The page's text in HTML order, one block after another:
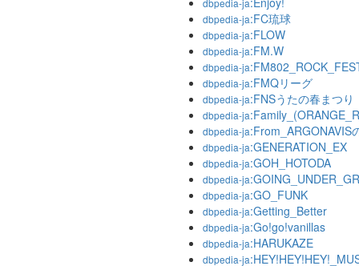
dbpedia-ja
dbpedia-ja:FC琉球
dbpedia-ja:FLOW
dbpedia-ja:FM.W
dbpedia-ja
dbpedia-ja:FMQリーグ
dbpedia-ja:FNSうたの春まつり
dbpedia-ja
dbpedia-ja:From_ARGONAVIS
dbpedia-ja:GENERATION_EX
dbpedia-ja:GOH_HOTODA
dbpedia-ja
dbpedia-ja:GO_FUNK
dbpedia-ja:Getting_Better
dbpedia-ja:Go!go!vanillas
dbpedia-ja:HARUKAZE
dbpedia-ja